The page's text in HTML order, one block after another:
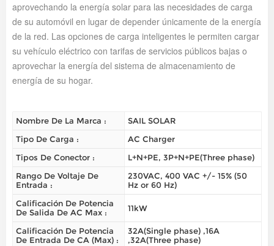
aprovechando la energía solar para las necesidades de carga
de su automóvil en lugar de depender únicamente de la energía
de la red. Las opciones de carga inteligentes le permiten cargar
su vehículo eléctrico con tarifas de servicios públicos bajas o
aprovechar la energía del sistema de almacenamiento de
energía de su hogar.
Nombre De La Marca :
SAIL SOLAR
Tipo De Carga :
AC Charger
Tipos De Conector :
L+N+PE, 3P+N+PE(Three phase)
Rango De Voltaje De
Entrada :
230VAC, 400 VAC +/- 15% (50
Hz or 60 Hz)
Calificación De Potencia
De Salida De AC Max :
11kW
Calificación De Potencia
De Entrada De CA (Max) :
32A(Single phase) ,16A
,32A(Three phase)